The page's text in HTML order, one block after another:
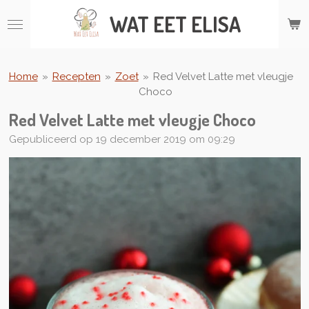
direct
hoofdinhoud
WAT EET ELISA
Home » Recepten » Zoet » Red Velvet Latte met vleugje
Choco
Red Velvet Latte met vleugje Choco
Gepubliceerd op 19 december 2019 om 09:29